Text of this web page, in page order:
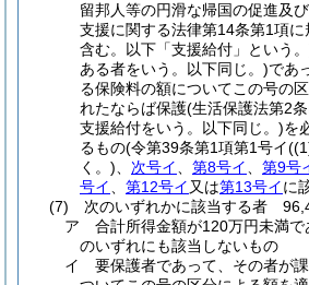
留邦人等の円滑な帰国の促進及
支援に関する法律第14条第1項
含む。以下「支援給付」という
ある者をいう。以下同じ。)であ
る保険料の額についてこの号の
れたならば保護(生活保護法第2
支援給付をいう。以下同じ。)を
るもの(令第39条第1項第1号イ(
く。)
次号イ 第8号イ 第9号
号イ
第12号イ 又は第13号イに
(7)
次のいずれかに該当する者
ア
合計所得金額が120万円未満で
のいずれにも該当しないもの
イ
要保護者であって、その者が